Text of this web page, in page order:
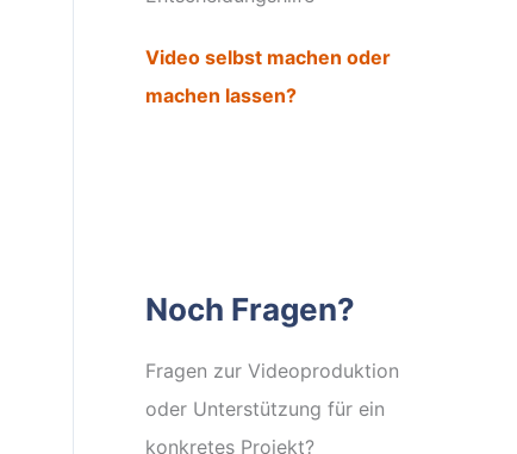
Video selbst machen oder
machen lassen?
Noch Fragen?
Fragen zur Videoproduktion
oder Unterstützung für ein
konkretes Projekt?